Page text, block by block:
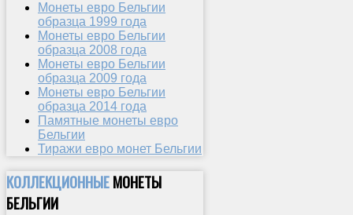
Монеты евро Бельгии
образца 1999 года
Монеты евро Бельгии
образца 2008 года
Монеты евро Бельгии
образца 2009 года
Монеты евро Бельгии
образца 2014 года
Памятные монеты евро
Бельгии
Тиражи евро монет Бельгии
КОЛЛЕКЦИОННЫЕМОНЕТЫ
БЕЛЬГИИ